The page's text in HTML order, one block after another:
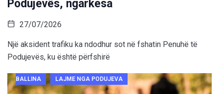
Podujevës, ngarkesa
27/07/2026
Një aksident trafiku ka ndodhur sot në fshatin Penuhë të
Podujevës, ku është përfshirë
BALLINA LAJME NGA PODUJEVA